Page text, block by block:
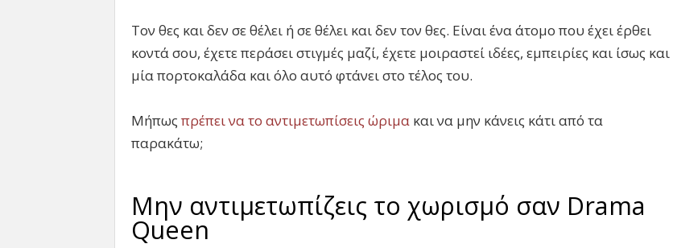
Τον θες και δεν σε θέλει ή σε θέλει και δεν τον θες. Είναι ένα άτομο που έχει έρθει
κοντά σου, έχετε περάσει στιγμές μαζί, έχετε μοιραστεί ιδέες, εμπειρίες και ίσως και
μία πορτοκαλάδα και όλο αυτό φτάνει στο τέλος του.
Μήπως πρέπει να το αντιμετωπίσεις ώριμα και να μην κάνεις κάτι από τα
παρακάτω;
Μην αντιμετωπίζεις το χωρισμό σαν Drama
Queen